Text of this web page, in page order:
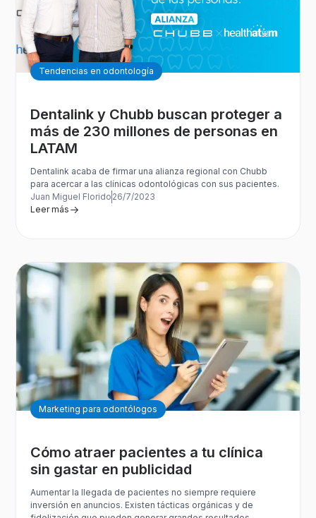
Tendencias en odontología
Dentalink y Chubb buscan proteger a
más de 230 millones de personas en
LATAM
Dentalink acaba de firmar una alianza regional con Chubb
para acercar a las clínicas odontológicas con sus pacientes.
Juan Miguel Florido 26/7/2023
Leer más
Marketing para odontólogos
Cómo atraer pacientes a tu clínica
sin gastar en publicidad
Aumentar la llegada de pacientes no siempre requiere
inversión en anuncios. Existen tácticas orgánicas y de